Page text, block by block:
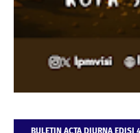
BULETIN ACTA DIURNA EDISI